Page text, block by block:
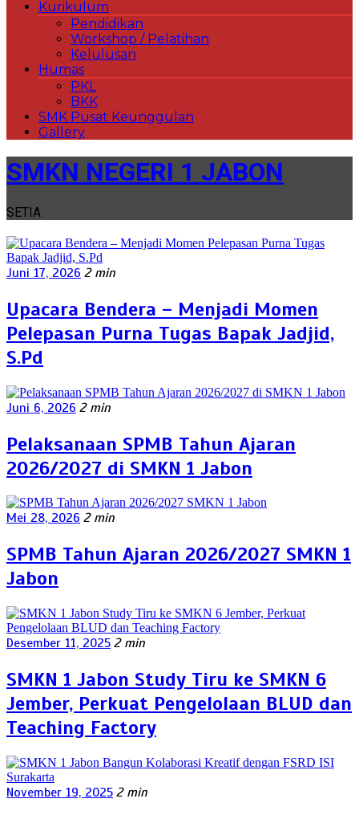
Kurikulum
Pendidikan
Workshop / Pelatihan
Kelulusan
Humas
PKL
BKK
SMK Pusat Keunggulan
Gallery
SMKN NEGERI 1 JABON
SETIA
Juni 17, 2026 2 min
Upacara Bendera – Menjadi Momen
Pelepasan Purna Tugas Bapak Jadjid,
S.Pd
Juni 6, 2026 2 min
Pelaksanaan SPMB Tahun Ajaran
2026/2027 di SMKN 1 Jabon
Mei 28, 2026 2 min
SPMB Tahun Ajaran 2026/2027 SMKN 1
Jabon
Desember 11, 2025 2 min
SMKN 1 Jabon Study Tiru ke SMKN 6
Jember, Perkuat Pengelolaan BLUD dan
Teaching Factory
November 19, 2025 2 min